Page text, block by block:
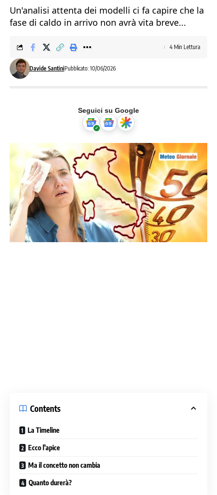
Un'analisi attenta dei modelli ci fa capire che la
fase di caldo in arrivo non avrà vita breve...
Davide SantiniPubblicato: 10/06/2026
4 Min Lettura
Seguici su Google
Contents
La Timeline
Ecco l’apice
Ma il concetto non cambia
Quanto durerà?